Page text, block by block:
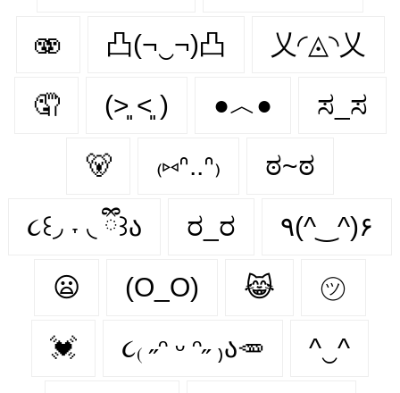
🫨 凸(¬‿¬)凸 乂◜◬◝乂
🤦 (˃͈ ˂͈ ) ●︿● ಸ_ಸ
🐻 ₍⑅ᐢ..ᐢ₎ ಠ~ಠ
૮꒰◞ ˕ ◟ ྀི꒱ა ರ_ರ ٩(^‿^)۶
😦 (O_O) 😹 ㋡
💓 ૮₍ ˶ᵔ ᵕ ᵔ˶ ₎ა🥕 ^‿^